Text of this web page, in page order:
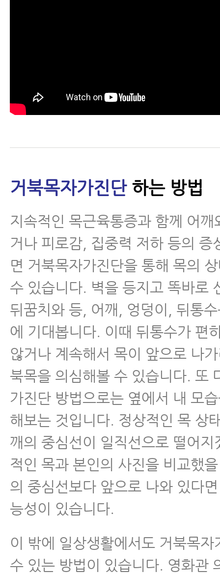
근육파열
거북목자가진단 하는 방법
지속적인 목근육통증과 함께 어깨
거나 피로감, 집중력 저하 등의 증
면 거북목자가진단을 통해 목의
수 있습니다. 벽을 등지고 똑바로
뒤꿈치와 등, 어깨, 엉덩이, 뒤통
에 기대봅니다. 이때 뒤통수가 편
않거나 계속해서 목이 앞으로 나
북목을 의심해볼 수 있습니다. 또
가진단 방법으로는 옆에서 내 모
해보는 것입니다. 정상적인 목 상
깨의 중심선이 일직선으로 떨어지
적인 목과 본인의 사진을 비교했
의 중심선보다 앞으로 나와 있다
능성이 있습니다.
이 밖에 일상생활에서도 거북목자
수 있는 방법이 있습니다. 영화관